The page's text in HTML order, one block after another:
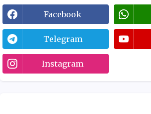
Facebook
Telegram
Instagram